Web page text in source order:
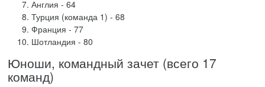
Англия - 64
Турция (команда 1) - 68
Франция - 77
Шотландия - 80
Юноши, командный зачет (всего 17
команд)